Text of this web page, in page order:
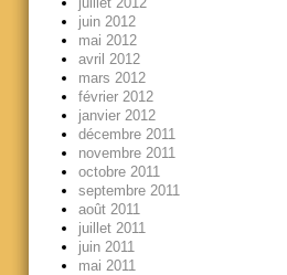
juin 2012
mai 2012
avril 2012
mars 2012
février 2012
janvier 2012
décembre 2011
novembre 2011
octobre 2011
septembre 2011
août 2011
juillet 2011
juin 2011
mai 2011